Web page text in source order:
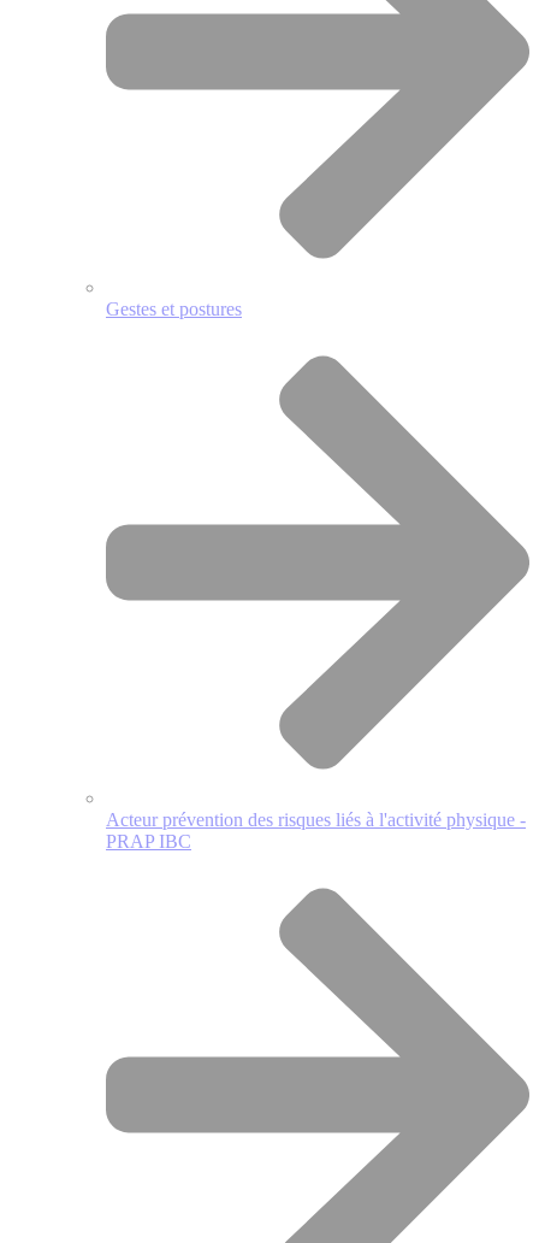
Gestes et postures
Acteur prévention des risques liés à l'activité physique -
PRAP IBC